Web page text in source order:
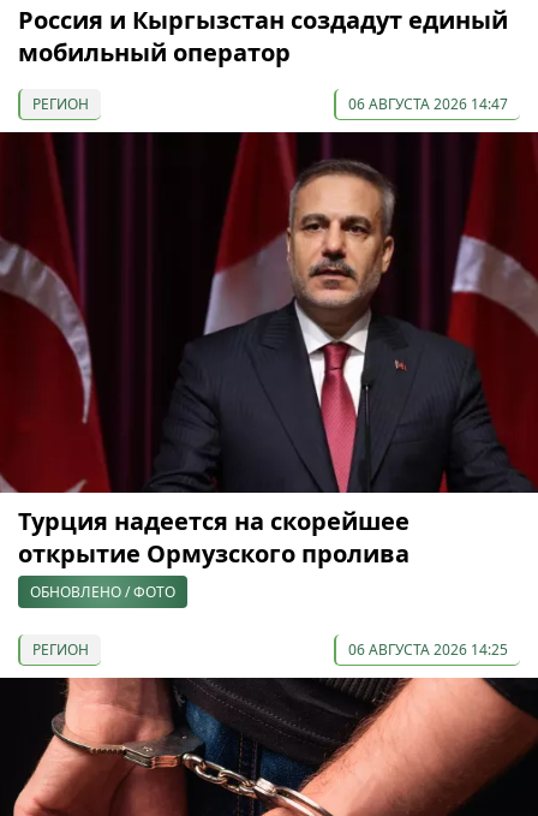
Россия и Кыргызстан создадут единый
мобильный оператор
РЕГИОН 06 АВГУСТА 2026 14:47
Турция надеется на скорейшее
открытие Ормузского пролива
ОБНОВЛЕНО / ФОТО
РЕГИОН 06 АВГУСТА 2026 14:25